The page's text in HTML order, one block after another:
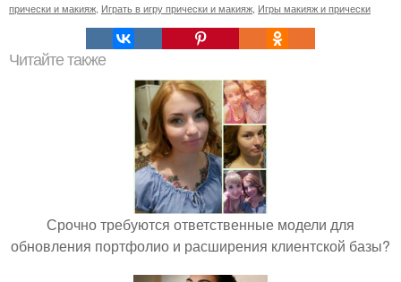
прически и макияж Играть в игру прически и макияж Игры макияж и прически
Читайте также
Срочно требуются ответственные модели для
обновления портфолио и расширения клиентской базы?